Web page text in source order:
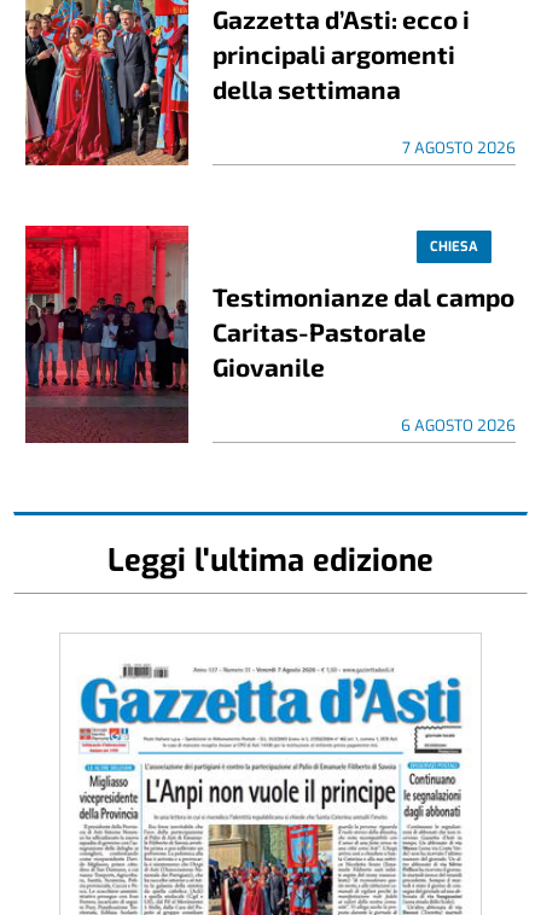
Gazzetta d’Asti: ecco i
principali argomenti
della settimana
7 AGOSTO 2026
CHIESA
Testimonianze dal campo
Caritas-Pastorale
Giovanile
6 AGOSTO 2026
Leggi l'ultima edizione